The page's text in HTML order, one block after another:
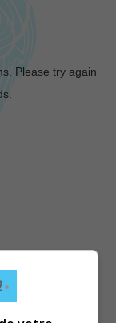
Please try again